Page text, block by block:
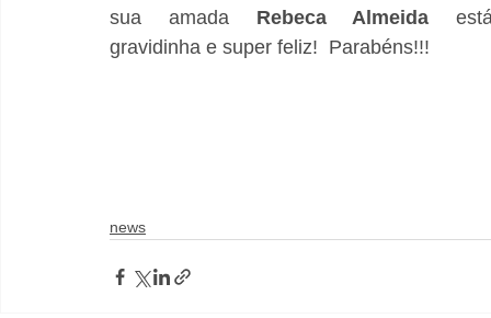
sua amada Rebeca Almeida
gravidinha e super feliz!  Parabéns!!!
news